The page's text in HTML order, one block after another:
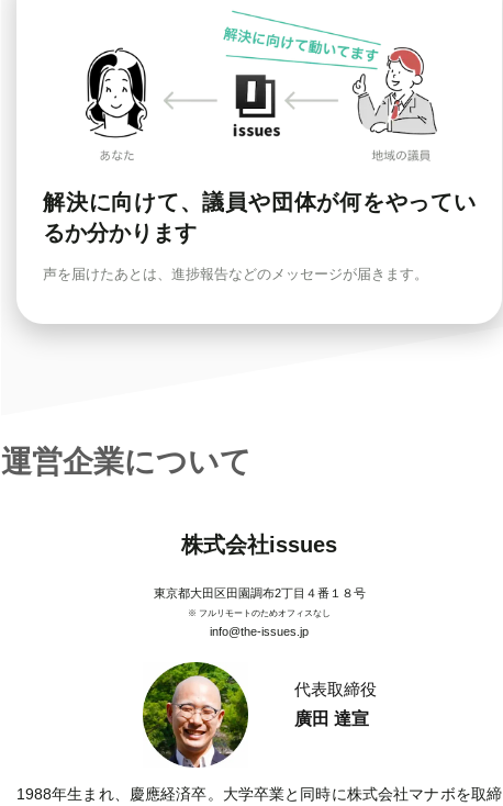
解決に向けて、議員や団体が何をやってい
るか分かります
声を届けたあとは、進捗報告などのメッセージが届きます。
運営企業について
株式会社issues
東京都大田区田園調布2丁目４番１８号
※ フルリモートのためオフィスなし
info@the-issues.jp
代表取締役
廣田 達宣
1988年生まれ、慶應経済卒。大学卒業と同時に株式会社マナボを取締